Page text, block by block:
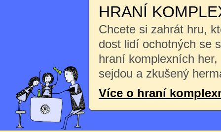
HRANÍ
Chcete si zahrát hru,
dost lidí ochotných se
hraní komplexních
sejdou a zkušený
Více o hraní